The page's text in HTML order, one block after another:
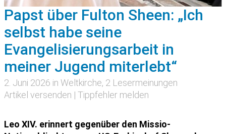
Papst über Fulton Sheen: „Ich
selbst habe seine
Evangelisierungsarbeit in
meiner Jugend miterlebt“
2. Juni 2026 in Weltkirche, 2 Lesermeinungen
Artikel versenden | Tippfehler melden
Leo XIV. erinnert gegenüber den Missio-